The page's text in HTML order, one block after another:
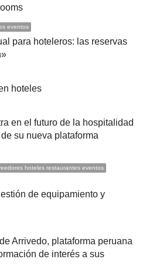
eventos
para hoteleros: las reservas
hoteles
en el futuro de la hospitalidad
su nueva plataforma
hoteles restaurantes eventos
de equipamiento y
Arrivedo, plataforma peruana
de interés a sus